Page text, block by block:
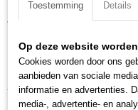
100040
Productcode leverancier
100040
Verchroomd en voorzien van
Uitvoering: Zeskant
Materiaal: Chroom Vanadium
Totale lengte: 25 mm
Toestemming Details
Op deze website
Cookies worden door ons
aanbieden van sociale
informatie en advertenties.
media-, advertentie- en